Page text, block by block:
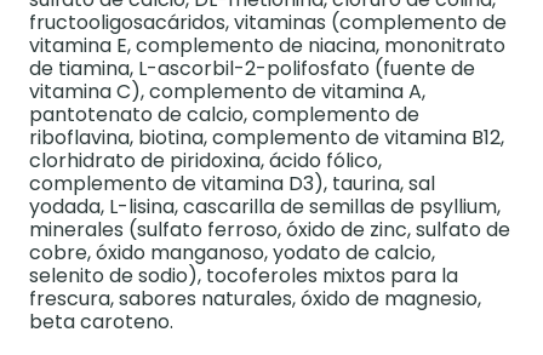
fructooligosacáridos, vitaminas (complemento de
vitamina E, complemento de niacina, mononitrato
de tiamina, L-ascorbil-2-polifosfato (fuente de
vitamina C), complemento de vitamina A,
pantotenato de calcio, complemento de
riboflavina, biotina, complemento de vitamina B12,
clorhidrato de piridoxina, ácido fólico,
complemento de vitamina D3), taurina, sal
yodada, L-lisina, cascarilla de semillas de psyllium,
minerales (sulfato ferroso, óxido de zinc, sulfato de
cobre, óxido manganoso, yodato de calcio,
selenito de sodio), tocoferoles mixtos para la
frescura, sabores naturales, óxido de magnesio,
beta caroteno.